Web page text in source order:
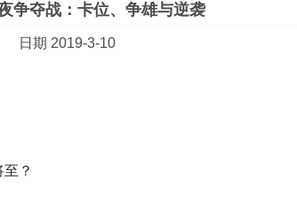
争夺战：卡位、争雄与逆袭
日期 2019-3-10
？